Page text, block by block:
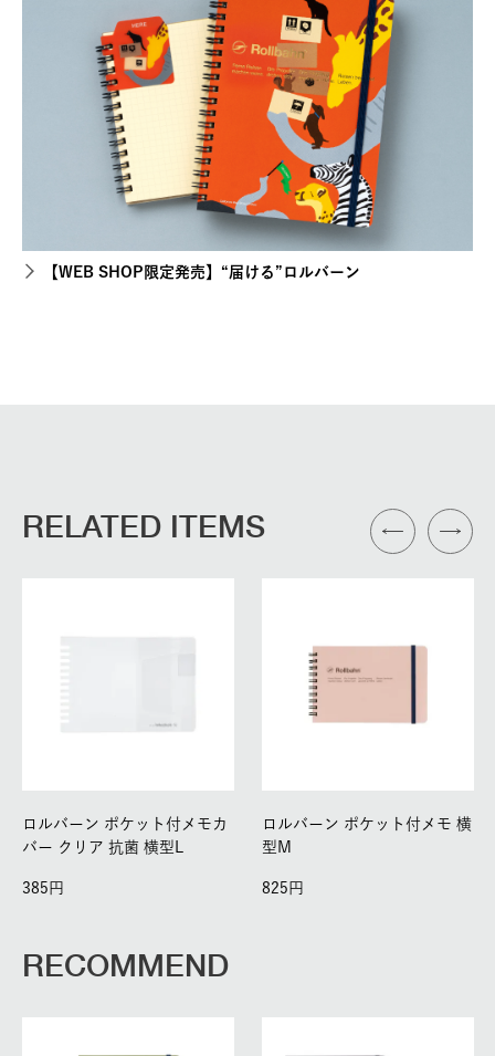
【WEB SHOP限定発売】“届ける”ロルバーン
RELATED ITEMS
ロルバーン ポケット付メモカ
バー クリア 抗菌 横型L
385
ロルバーン ポケット付メモ 横
型M
825
RECOMMEND